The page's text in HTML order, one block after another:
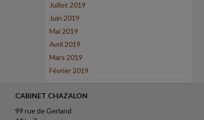
Juillet 2019
Juin 2019
Mai 2019
Avril 2019
Mars 2019
Février 2019
CABINET CHAZALON
99 rue de Gerland